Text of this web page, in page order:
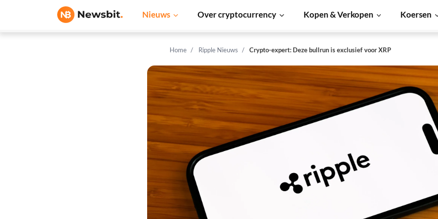
Nieuws Over cryptocurrency Kopen & Verkopen Koersen
Home Ripple Nieuws Crypto-expert: Deze bullrun is exclusief voor XRP